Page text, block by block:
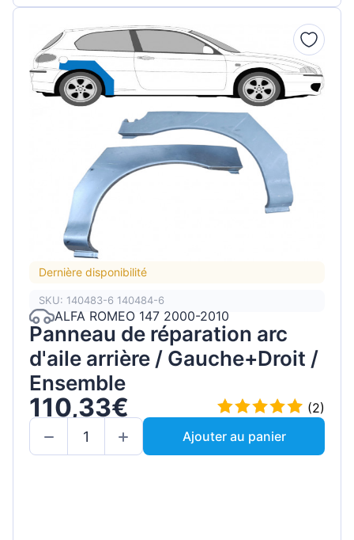
Dernière disponibilité
SKU: 140483-6 140484-6
ALFA ROMEO 147 2000-2010
Panneau de réparation arc
d'aile arrière / Gauche+Droit /
Ensemble
110,33€
(2)
Ajouter au panier